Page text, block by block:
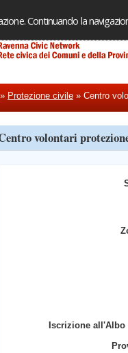
Continuando la
» Protezione civile » Centro
volontari
Iscrizione